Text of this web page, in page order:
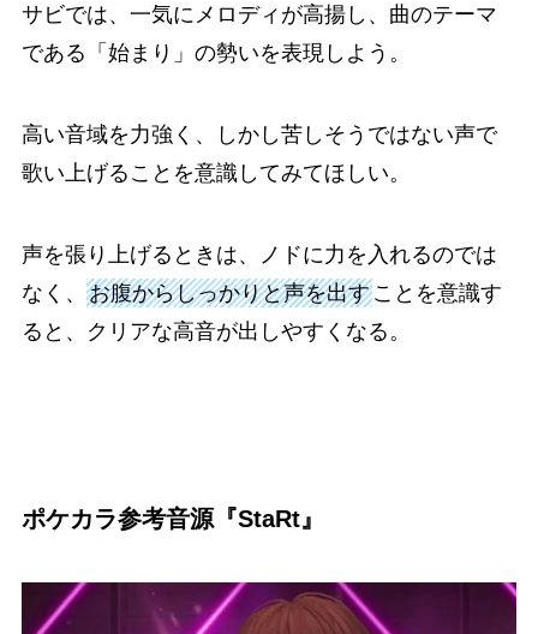
サビでは、一気にメロディが高揚し、曲のテーマ
である「始まり」の勢いを表現しよう。
高い音域を力強く、しかし苦しそうではない声で
歌い上げることを意識してみてほしい。
声を張り上げるときは、ノドに力を入れるのでは
なく、 お腹からしっかりと声を出すことを意識す
ると、クリアな高音が出しやすくなる。
ポケカラ参考音源『StaRt』